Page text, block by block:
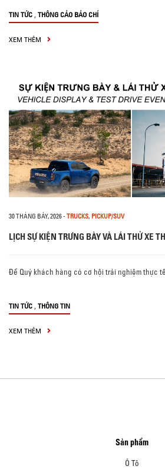
TIN TỨC , THÔNG CÁO BÁO CHÍ
XEM THÊM
30 THÁNG BẢY, 2026- TRUCKS, PICKUP/SUV
LỊCH SỰ KIỆN TRƯNG BÀY VÀ LÁI THỬ XE
Để Quý khách hàng có cơ hội trải nghiệm thực
TIN TỨC , THÔNG TIN
XEM THÊM
Sản phẩm
Ô Tô